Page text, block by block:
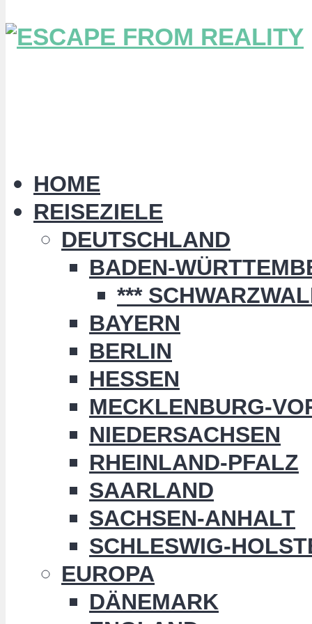
HOME
REISEZIELE
DEUTSCHLAND
BADEN-
***
BAYERN
BERLIN
HESSEN
MECKLENBURG-
NIEDERSACHSEN
RHEINLAND-PFALZ
SAARLAND
SACHSEN-ANHALT
SCHLESWIG-
EUROPA
DÄNEMARK